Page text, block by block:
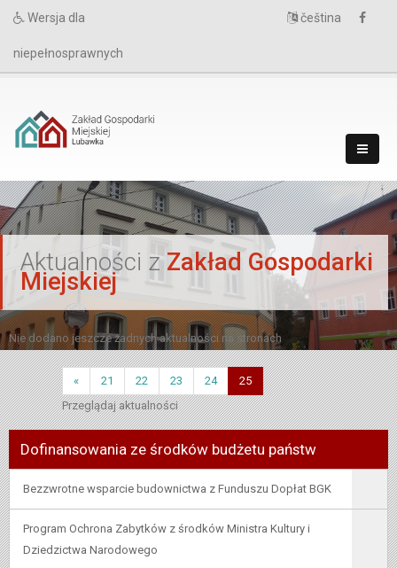
Wersja dla
niepełnosprawnych
čeština
Aktualności zZakład Gospodarki
Miejskiej
Nie dodano jeszcze żadnych aktualności na stronach
« 21 22 23 24
25
Przeglądaj aktualności
Dofinansowania ze środków budżetu państw
Bezzwrotne wsparcie budownictwa z Funduszu Dopłat BGK
Program Ochrona Zabytków z środków Ministra Kultury i
Dziedzictwa Narodowego